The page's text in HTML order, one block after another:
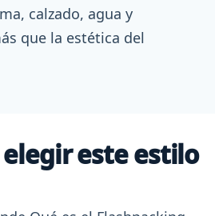
calzado, agua y
que la estética del
este estilo